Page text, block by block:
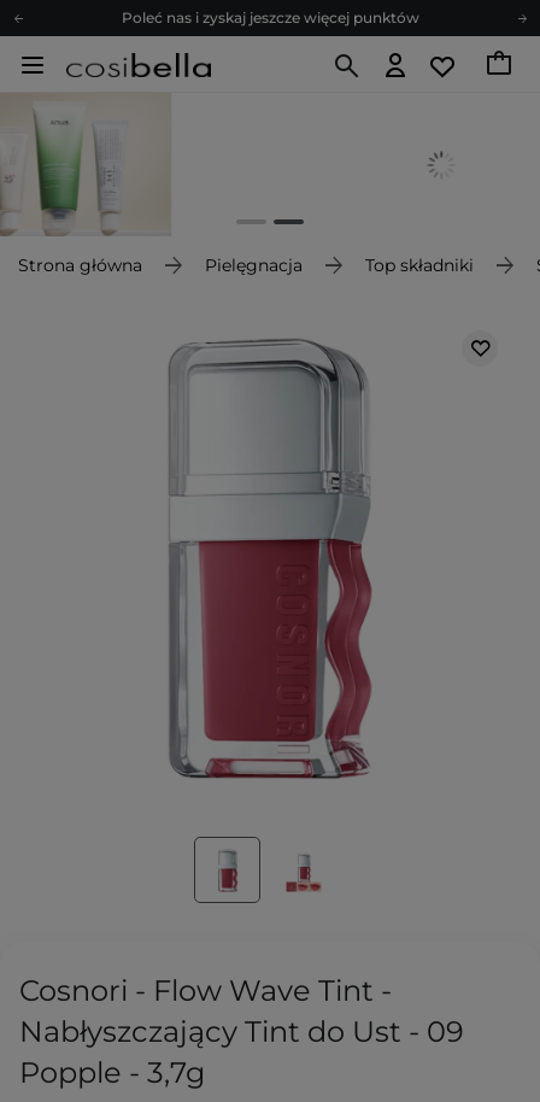
Poleć nas i zyskaj jeszcze więcej punktów
Zapisz się na newsletter pełen porad
Strona główna Pielęgnacja Top składniki
Cosnori - Flow Wave Tint -
Nabłyszczający Tint do Ust - 09
Popple - 3,7g